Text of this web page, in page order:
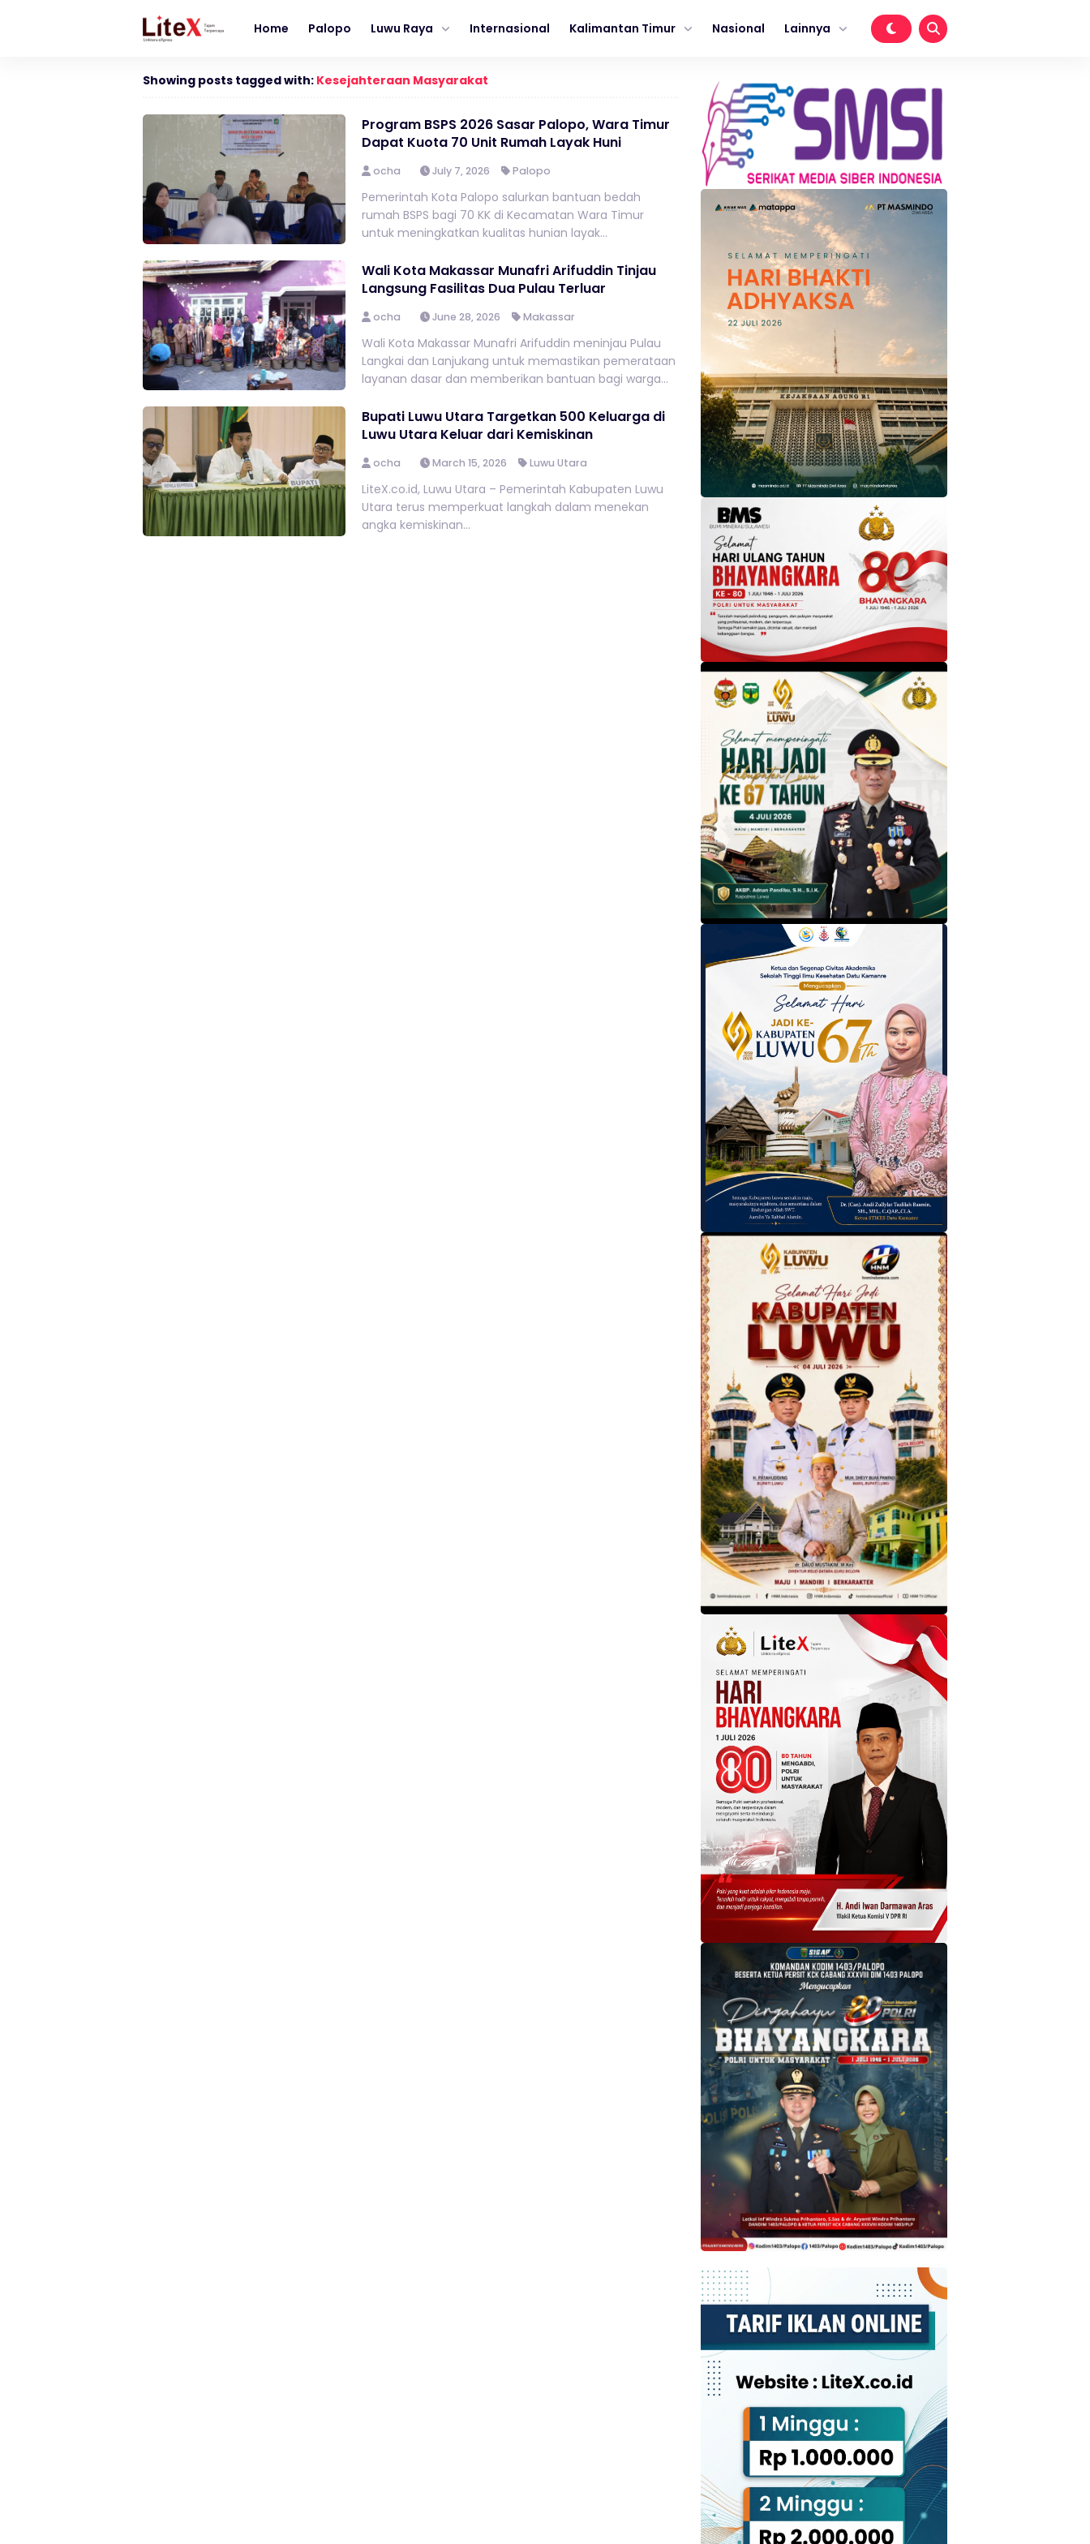
Home Palopo Luwu Raya Internasional Kalimantan Timur Nasional Lainnya
Showing posts tagged with: Kesejahteraan Masyarakat
Program BSPS 2026 Sasar Palopo, Wara Timur
Dapat Kuota 70 Unit Rumah Layak Huni
ocha July 7, 2026 Palopo
Pemerintah Kota Palopo salurkan bantuan bedah
rumah BSPS bagi 70 KK di Kecamatan Wara Timur
untuk meningkatkan kualitas hunian layak...
Wali Kota Makassar Munafri Arifuddin Tinjau
Langsung Fasilitas Dua Pulau Terluar
ocha June 28, 2026 Makassar
Wali Kota Makassar Munafri Arifuddin meninjau Pulau
Langkai dan Lanjukang untuk memastikan pemerataan
layanan dasar dan memberikan bantuan bagi warga...
Bupati Luwu Utara Targetkan 500 Keluarga di
Luwu Utara Keluar dari Kemiskinan
ocha March 15, 2026 Luwu Utara
LiteX.co.id, Luwu Utara – Pemerintah Kabupaten Luwu
Utara terus memperkuat langkah dalam menekan
angka kemiskinan...